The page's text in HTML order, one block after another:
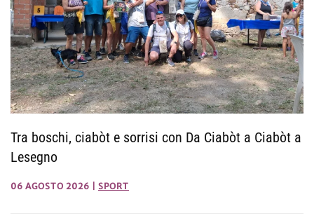
Tra boschi, ciabòt e sorrisi con Da Ciabòt a Ciabòt a
Lesegno
06 AGOSTO 2026 SPORT